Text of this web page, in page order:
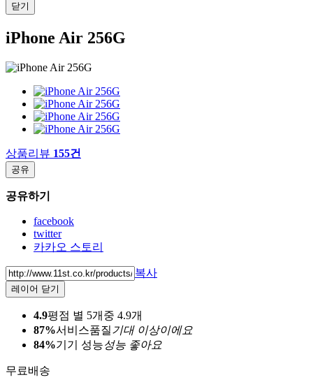
닫기
iPhone Air 256G
상품리뷰 155건
공유
공유하기
facebook
twitter
카카오 스토리
복사
레이어 닫기
4.9평점 별 5개중 4.9개
87%서비스품질기대 이상이에요
84%기기 성능성능 좋아요
무료배송